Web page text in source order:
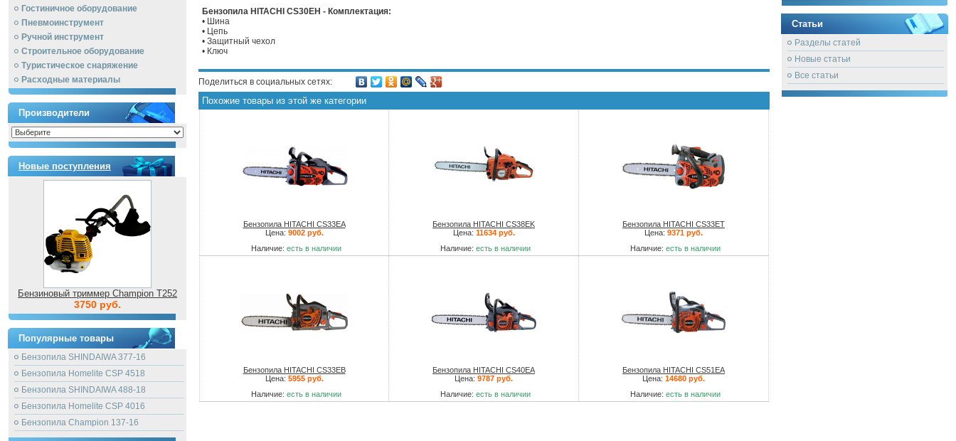
Гостиничное оборудование
Пневмоинструмент
Ручной инcтрумент
Строительное оборудование
Туристическое снаряжение
Расходные материалы
Производители
Новые поступления
Бензиновый триммер Champion T252
3750 руб.
Популярные товары
Бензопила SHINDAIWA 377-16
Бензопила Homelite CSP 4518
Бензопила SHINDAIWA 488-18
Бензопила Homelite CSP 4016
Бензопила Champion 137-16
Бензопила HITACHI CS30EH - Комплектация:
• Шина
• Цепь
• Защитный чехол
• Ключ
Поделиться в социальных сетях:
Похожие товары из этой же категории
Бензопила HITACHI CS33EA
Цена: 9002 руб.
Наличие: есть в наличии
Бензопила HITACHI CS38EK
Цена: 11634 руб.
Наличие: есть в наличии
Бензопила HITACHI CS33ET
Цена: 9371 руб.
Наличие: есть в наличии
Бензопила HITACHI CS33EB
Цена: 5955 руб.
Наличие: есть в наличии
Бензопила HITACHI CS40EA
Цена: 9787 руб.
Наличие: есть в наличии
Бензопила HITACHI CS51EA
Цена: 14680 руб.
Наличие: есть в наличии
Статьи
Разделы статей
Новые статьи
Все статьи